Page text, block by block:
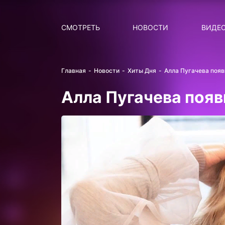
СМОТРЕТЬ НОВОСТИ
Главная Новости Хиты Дня Алла Пугачева
Алла Пугачева